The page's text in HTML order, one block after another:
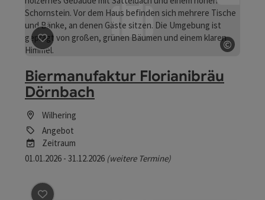
©
Beitrag merken : Biermanufaktur Florianibräu
Biermanufaktur Florianibräu
Dörnbach
Wilhering
Angebot
Zeitraum
01.01.2026 - 31.12.2026 (weitere Termine)